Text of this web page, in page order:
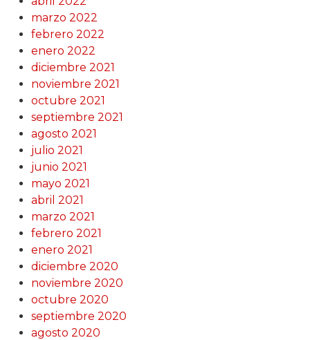
marzo 2022
febrero 2022
enero 2022
diciembre 2021
noviembre 2021
octubre 2021
septiembre 2021
agosto 2021
julio 2021
junio 2021
mayo 2021
abril 2021
marzo 2021
febrero 2021
enero 2021
diciembre 2020
noviembre 2020
octubre 2020
septiembre 2020
agosto 2020